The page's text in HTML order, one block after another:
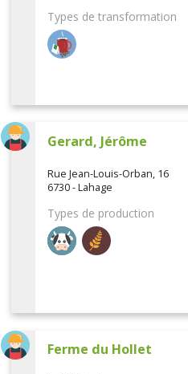
Types de transformation
Gerard, Jérôme
Rue Jean-Louis-Orban, 16
6730 - Lahage
Types de production
Ferme du Hollet